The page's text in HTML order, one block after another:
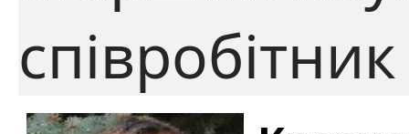
співробітник